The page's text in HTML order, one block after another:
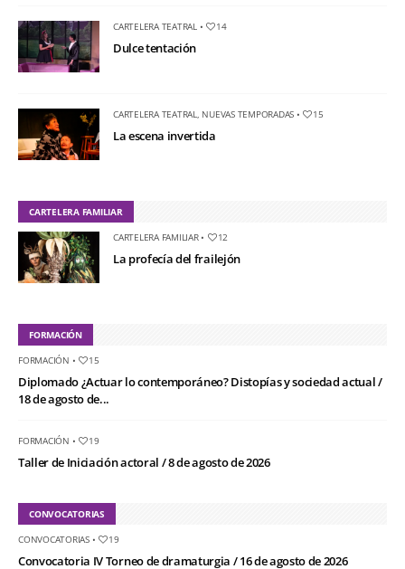
CARTELERA TEATRAL• 14
Dulce tentación
CARTELERA TEATRAL, NUEVAS TEMPORADAS • 15
La escena invertida
CARTELERA FAMILIAR
CARTELERA FAMILIAR• 12
La profecía del frailejón
FORMACIÓN
FORMACIÓN • 15
Diplomado ¿Actuar lo contemporáneo? Distopías y sociedad actual /
18 de agosto de...
FORMACIÓN • 19
Taller de Iniciación actoral / 8 de agosto de 2026
CONVOCATORIAS
CONVOCATORIAS• 19
Convocatoria IV Torneo de dramaturgia / 16 de agosto de 2026